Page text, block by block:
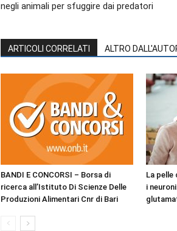
negli animali per sfuggire dai predatori
ARTICOLI CORRELATI ALTRO
BANDI E CONCORSI – Borsa di
ricerca all’Istituto Di Scienze Delle
Produzioni Alimentari Cnr di Bari
La pelle
i